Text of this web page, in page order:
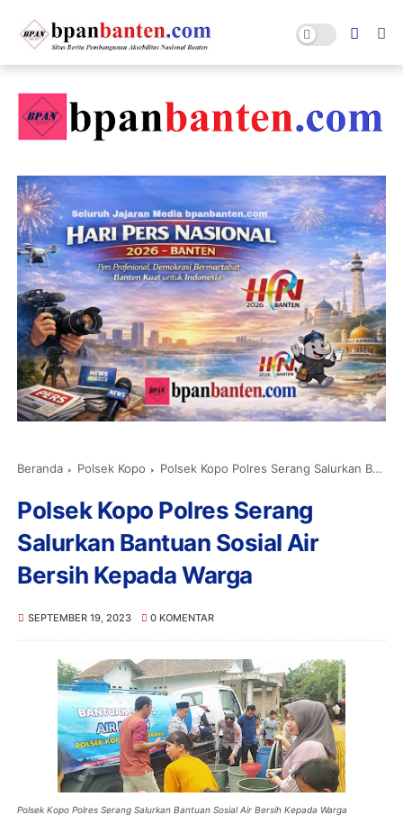
Beranda Polsek Kopo Polsek Kopo Polres Serang Salurkan Bantuan Sosial Air Bersih Kepada Warga
Polsek Kopo Polres Serang
Salurkan Bantuan Sosial Air
Bersih Kepada Warga
SEPTEMBER 19, 2023 0 KOMENTAR
Polsek Kopo Polres Serang Salurkan Bantuan Sosial Air Bersih Kepada Warga